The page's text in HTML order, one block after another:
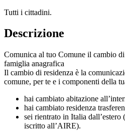
Tutti i cittadini.
Descrizione
Comunica al tuo Comune il cambio di
famiglia anagrafica
Il cambio di residenza è la
comune, per te e i componenti della
hai cambiato abitazione
hai cambiato residenza
sei rientrato in Italia
iscritto all’AIRE).